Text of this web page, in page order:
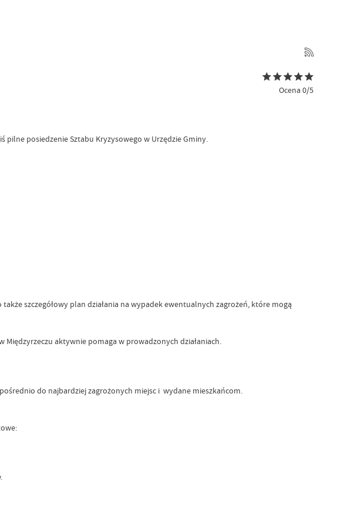
Ocena 0/5
pilne posiedzenie Sztabu Kryzysowego w Urzędzie Gminy.
szczegółowy plan działania na wypadek ewentualnych zagrożeń, które mogą
Międzyrzeczu aktywnie pomaga w prowadzonych działaniach.
do najbardziej zagrożonych miejsc i wydane mieszkańcom.